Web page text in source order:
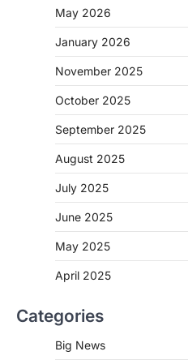
May 2026
January 2026
November 2025
October 2025
September 2025
August 2025
July 2025
June 2025
May 2025
April 2025
Categories
Big News
CG: 1 से 19
जाएगी
More
रायपुर।